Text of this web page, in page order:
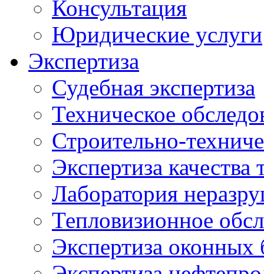
Консультация
Юридические услуги
Экспертиза
Судебная экспертиза
Техническое
Строительно-
Экспертиза качества
Лаборатория
Тепловизионное
Экспертиза оконных